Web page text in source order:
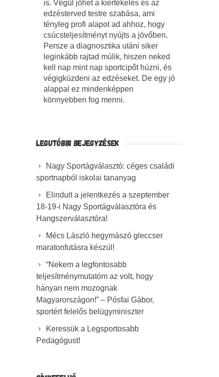
is. Végül jöhet a kiértékelés és az
edzésterved testre szabása, ami
tényleg profi alapot ad ahhoz, hogy
csúcsteljesítményt nyújts a jövőben.
Persze a diagnosztika utáni siker
leginkább rajtad múlik, hiszen neked
kell nap mint nap sportcipőt húzni, és
végigküzdeni az edzéseket. De egy jó
alappal ez mindenképpen
könnyebben fog menni.
LEGUTÓBBI BEJEGYZÉSEK
Nagy Sportágválasztó: céges családi
sportnapból iskolai tananyag
Elindult a jelentkezés a szeptember
18-19-i Nagy Sportágválasztóra és
Hangszerválasztóra!
Mécs László hegymászó gleccser
maratonfutásra készül!
“Nekem a legfontosabb
teljesítménymutatóm az volt, hogy
hányan nem mozognak
Magyarországon!” – Pósfai Gábor,
sportért felelős belügyminiszter
Keressük a Legsportosabb
Pedagógust!